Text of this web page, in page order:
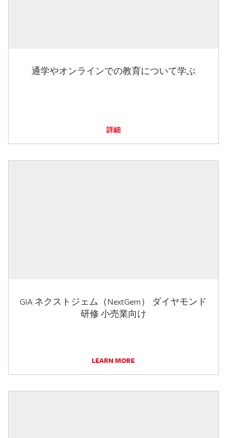
通学やオンラインでの教育について学ぶ
詳細
GIA ネクストジェム（NextGem） ダイヤモンド
研修 小売業向け
LEARN MORE